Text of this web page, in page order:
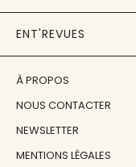
ENT'REVUES
À PROPOS
NOUS CONTACTER
NEWSLETTER
MENTIONS LÉGALES